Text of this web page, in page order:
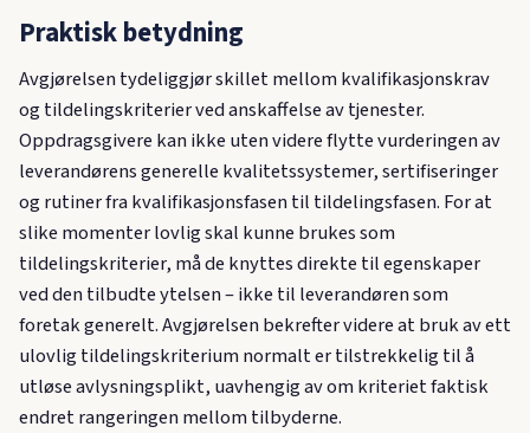
Praktisk betydning
Avgjørelsen tydeliggjør skillet mellom kvalifikasjonskrav
og tildelingskriterier ved anskaffelse av tjenester.
Oppdragsgivere kan ikke uten videre flytte vurderingen av
leverandørens generelle kvalitetssystemer, sertifiseringer
og rutiner fra kvalifikasjonsfasen til tildelingsfasen. For at
slike momenter lovlig skal kunne brukes som
tildelingskriterier, må de knyttes direkte til egenskaper
ved den tilbudte ytelsen – ikke til leverandøren som
foretak generelt. Avgjørelsen bekrefter videre at bruk av ett
ulovlig tildelingskriterium normalt er tilstrekkelig til å
utløse avlysningsplikt, uavhengig av om kriteriet faktisk
endret rangeringen mellom tilbyderne.